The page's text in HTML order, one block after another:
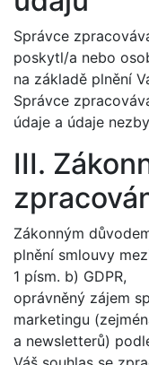
Správce
poskytl/a nebo
na základě plnění
Správce
údaje a údaje
III.
Zákonným
plnění smlouvy
1 písm. b) GDPR,
oprávněný zájem
marketingu
a newsletterů)